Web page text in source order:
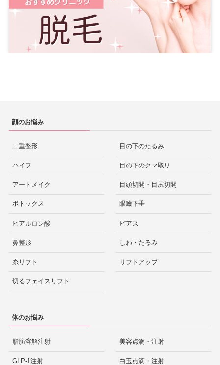
顔のお悩み
二重整形
ハイフ
アートメイク
ボトックス
ヒアルロン酸
鼻整形
糸リフト
切るフェイスリフト
目の下のたるみ
目の下のクマ取り
目頭切開・目尻切開
眼瞼下垂
ピアス
しわ・たるみ
リフトアップ
体のお悩み
脂肪溶解注射
GLP-1注射
美容点滴・注射
白玉点滴・注射